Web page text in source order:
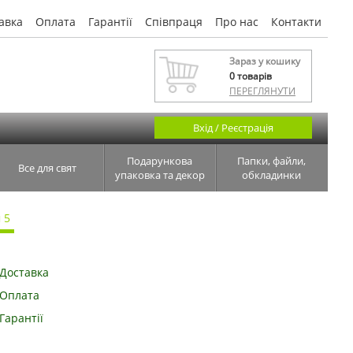
Оплата Гарантії Співпраця Про нас Контакти
Зараз у кошику
0товарів
ПЕРЕГЛЯНУТИ
Вхід / Реєстрація
Все для свят
Подарункова
упаковка та декор
Папки, файли,
обкладинки
5
Доставка
Оплата
Гарантії